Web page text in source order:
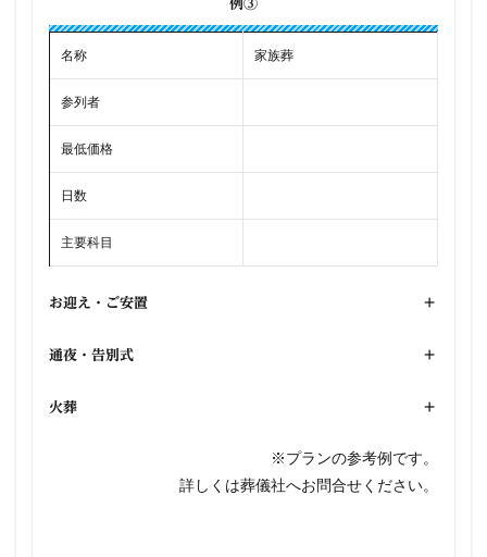
例③
名称 家族葬
参列者
最低価格
日数
主要科目
お迎え・ご安置 +
通夜・告別式 +
火葬 +
※プランの参考例です。
詳しくは葬儀社へお問合せください。